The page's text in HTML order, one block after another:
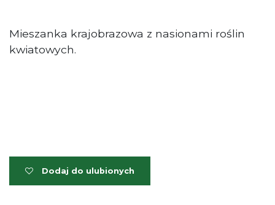
Mieszanka krajobrazowa z nasionami roślin
kwiatowych.
Dodaj do ulubionych